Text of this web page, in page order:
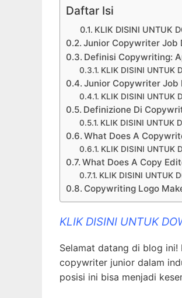
Daftar Isi
KLIK DISINI UNTUK
Junior Copywriter Job
Definisi Copywriting:
KLIK DISINI UNTUK
Junior Copywriter Job
KLIK DISINI UNTUK
Definizione Di
KLIK DISINI UNTUK
What Does A
KLIK DISINI UNTUK
What Does A Copy
KLIK DISINI UNTUK
Copywriting Logo
KLIK DISINI UNTUK
Selamat datang di blog
copywriter junior dalam
posisi ini bisa menjadi